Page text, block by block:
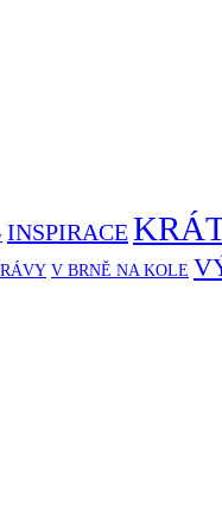
INSPIRACE
V BRNĚ NA KOLE